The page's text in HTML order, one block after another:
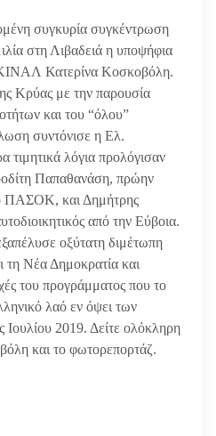
συγκυρία συγκέντρωση
στη Λιβαδειά η υποψήφια
ΚΙΝΑΛ Κατερίνα Κοσκοβόλη.
Κρύας με την παρουσία
και του “όλου”
συντόνισε η Ελ.
τιμητικά λόγια προλόγισαν
Παπαθανάση, πρώην
ΠΑΣΟΚ, και Δημήτρης
από την Εύβοια.
οξύτατη διμέτωπη
Νέα Δημοκρατία και
του προγράμματος που το
λαό εν όψει των
Ιουλίου 2019. Δείτε ολόκληρη
και το φωτορεπορτάζ.